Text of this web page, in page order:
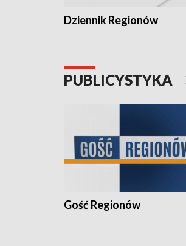
Dziennik Regionów
PUBLICYSTYKA
Gość Regionów